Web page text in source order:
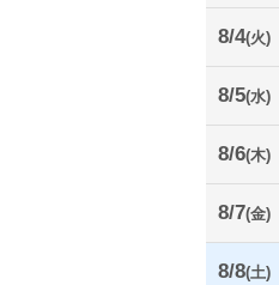
8/4(火)
8/5(水)
8/6(木)
8/7(金)
8/8(土)